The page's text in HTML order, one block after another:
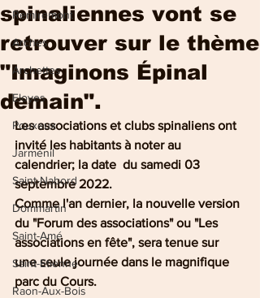
Remiremont
Arches
Archettes
Eloyes
Pouxeux
Jarménil
Saint-Nabord
Dommartin
Saint-Amé
Saint-Etienne
Raon-Aux-Bois
spinaliennes vont se
retrouver sur le thème
"Imaginons Épinal
demain".
Les associations et clubs spinaliens ont
invité les habitants à noter au
calendrier; la date  du samedi 03
septembre 2022.
Comme l'an dernier, la nouvelle version
du "Forum des associations" ou "Les
associations en fête", sera tenue sur
une seule journée dans le magnifique
parc du Cours.